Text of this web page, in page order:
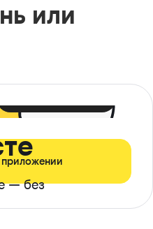
или
— без